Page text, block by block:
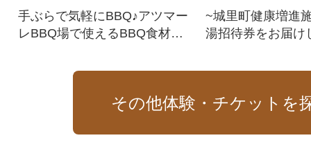
手ぶらで気軽にBBQ♪アツマー
レBBQ場で使えるBBQ食材セ
けします。
~城里町健康増進
湯招待券をお届け
その他体験・チケットを